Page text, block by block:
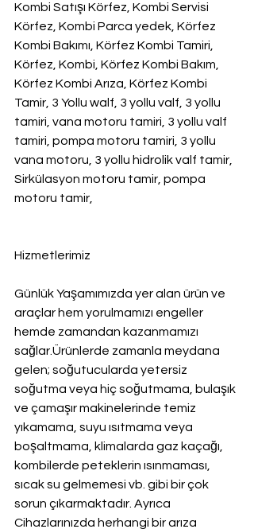
Kombi Satışı Körfez, Kombi Servisi
Körfez, Kombi Parca yedek, Körfez
Kombi Bakımı, Körfez Kombi Tamiri,
Körfez, Kombi, Körfez Kombi Bakım,
Körfez Kombi Arıza, Körfez Kombi
Tamir, 3 Yollu walf, 3 yollu valf, 3 yollu
tamiri, vana motoru tamiri, 3 yollu valf
tamiri, pompa motoru tamiri, 3 yollu
vana motoru, 3 yollu hidrolik valf tamir,
Sirkülasyon motoru tamir, pompa
motoru tamir,
Hizmetlerimiz
Günlük Yaşamımızda yer alan ürün ve
araçlar hem yorulmamızı engeller
hemde zamandan kazanmamızı
sağlar.Ürünlerde zamanla meydana
gelen; soğutucularda yetersiz
soğutma veya hiç soğutmama, bulaşık
ve çamaşır makinelerinde temiz
yıkamama, suyu ısıtmama veya
boşaltmama, klimalarda gaz kaçağı,
kombilerde peteklerin ısınmaması,
sıcak su gelmemesi vb. gibi bir çok
sorun çıkarmaktadır. Ayrıca
Cihazlarınızda herhangi bir arıza